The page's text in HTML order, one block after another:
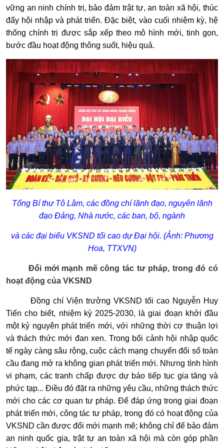
vững an ninh chính trị, bảo đảm trật tự, an toàn xã hội, thúc
đẩy hội nhập và phát triển. Đặc biệt, vào cuối nhiệm kỳ, hệ
thống chính trị được sắp xếp theo mô hình mới, tinh gọn,
bước đầu hoạt động thông suốt, hiệu quả.
Tổng Bí thư Tô Lâm, các đồng chí lãnh đạo, nguyên lãnh
đạo Đảng, Nhà nước, các ban, bộ, ngành
và các đại biểu VKSND tối cao dự Đại hội. (Ảnh: Phương
Hoa, TTXVN)
Đổi mới mạnh mẽ công tác tư pháp, trong đó có
hoạt động của VKSND
Đồng chí Viện trưởng VKSND tối cao Nguyễn Huy
Tiến cho biết, nhiệm kỳ 2025-2030, là giai đoạn khởi đầu
một kỷ nguyên phát triển mới, với những thời cơ thuận lợi
và thách thức mới đan xen. Trong bối cảnh hội nhập quốc
tế ngày càng sâu rộng, cuộc cách mạng chuyển đổi số toàn
cầu đang mở ra không gian phát triển mới. Nhưng tình hình
vi phạm, các tranh chấp được dự báo tiếp tục gia tăng và
phức tạp... Điều đó đặt ra những yêu cầu, những thách thức
mới cho các cơ quan tư pháp. Để đáp ứng trong giai đoạn
phát triển mới, công tác tư pháp, trong đó có hoạt động của
VKSND cần được đổi mới mạnh mẽ; không chỉ để bảo đảm
an ninh quốc gia, trật tự an toàn xã hội mà còn góp phần